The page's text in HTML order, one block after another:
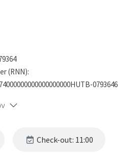
(RNN):
0793646
Check-out: 11:00